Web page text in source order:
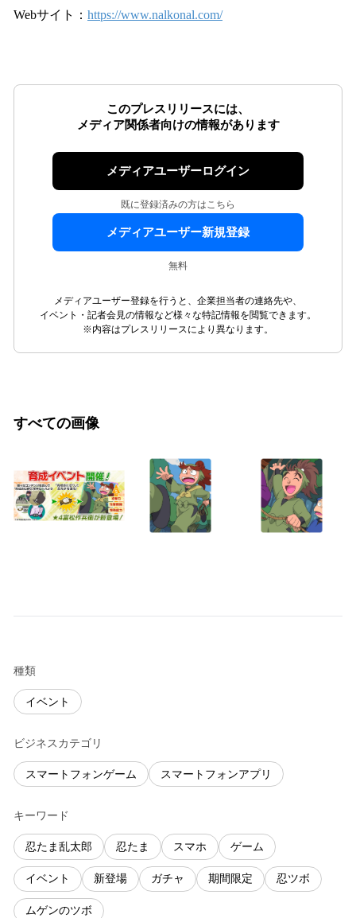
Webサイト： https://www.nalkonal.com/
このプレスリリースには、
メディア関係者向けの情報があります
メディアユーザーログイン
既に登録済みの方はこちら
メディアユーザー新規登録
無料
メディアユーザー登録を行うと、企業担当者の連絡先や、
イベント・記者会見の情報など様々な特記情報を閲覧できます。
※内容はプレスリリースにより異なります。
すべての画像
種類
イベント
ビジネスカテゴリ
スマートフォンゲーム スマートフォンアプリ
キーワード
忍たま乱太郎 忍たま スマホ ゲーム
イベント 新登場 ガチャ 期間限定 忍ツボ
ムゲンのツボ